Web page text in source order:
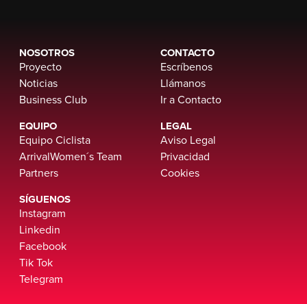
NOSOTROS
Proyecto
Noticias
Business Club
CONTACTO
Escríbenos
Llámanos
Ir a Contacto
EQUIPO
Equipo Ciclista
ArrivalWomen´s Team
Partners
LEGAL
Aviso Legal
Privacidad
Cookies
SÍGUENOS
Instagram
Linkedin
Facebook
Tik Tok
Telegram